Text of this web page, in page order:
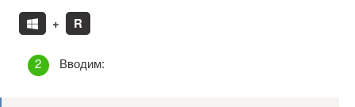
+ R
Вводим: